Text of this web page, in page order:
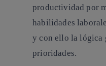
productividad por
habilidades
y con ello la lógica
prioridades.